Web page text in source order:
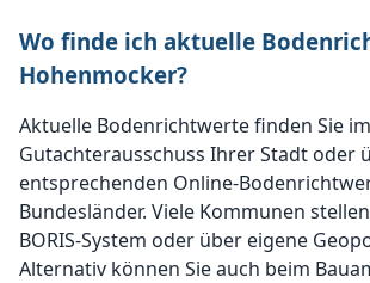
Wo finde ich aktuelle
Hohenmocker?
Aktuelle Bodenrichtwerte finden Sie im
Gutachterausschuss Ihrer Stadt oder
entsprechenden Online-
Bundesländer. Viele Kommunen
BORIS-System oder über eigene
Alternativ können Sie auch beim